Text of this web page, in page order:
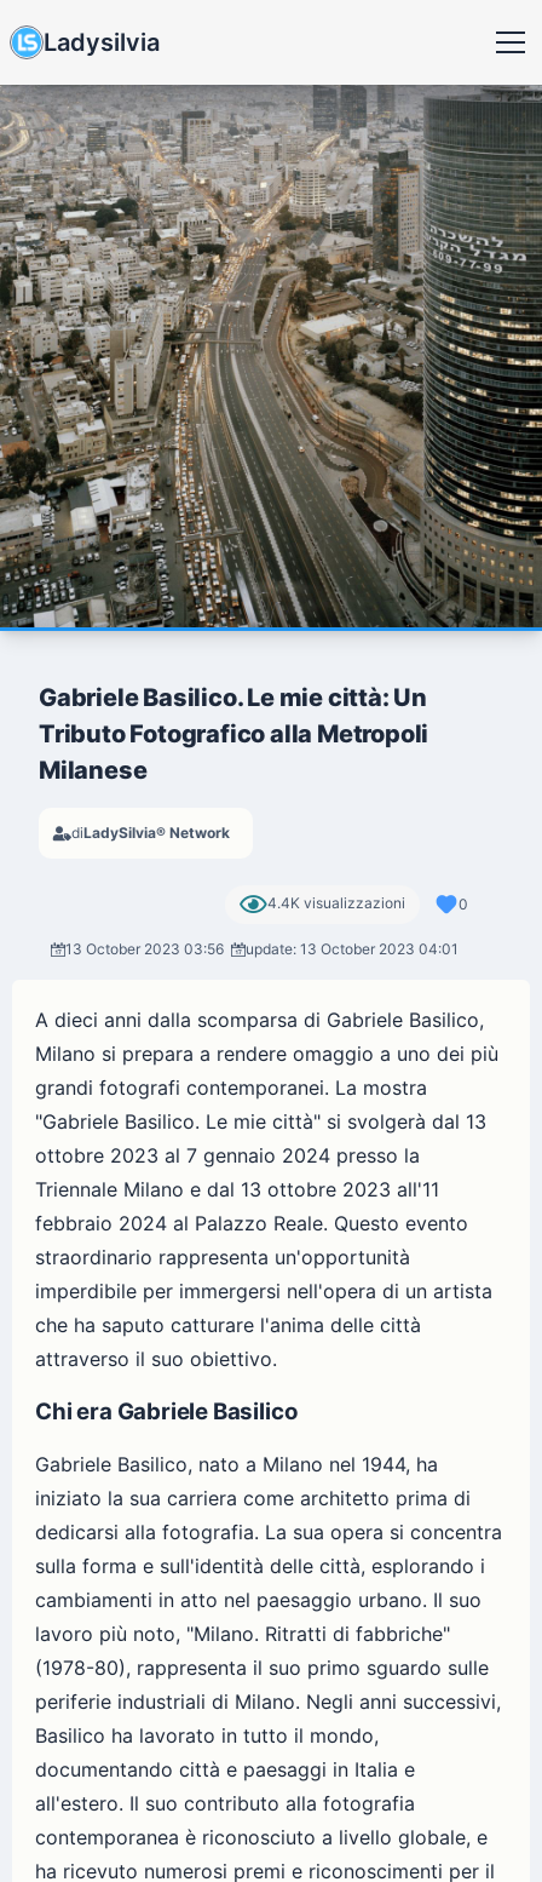
Ladysilvia
Gabriele Basilico. Le mie città: Un
Tributo Fotografico alla Metropoli
Milanese
diLadySilvia® Network
4.4K visualizzazioni 0
13 October 2023 03:56 update: 13 October 2023 04:01
A dieci anni dalla scomparsa di Gabriele Basilico,
Milano si prepara a rendere omaggio a uno dei più
grandi fotografi contemporanei. La mostra
"Gabriele Basilico. Le mie città" si svolgerà dal 13
ottobre 2023 al 7 gennaio 2024 presso la
Triennale Milano e dal 13 ottobre 2023 all'11
febbraio 2024 al Palazzo Reale. Questo evento
straordinario rappresenta un'opportunità
imperdibile per immergersi nell'opera di un artista
che ha saputo catturare l'anima delle città
attraverso il suo obiettivo.
Chi era Gabriele Basilico
Gabriele Basilico, nato a Milano nel 1944, ha
iniziato la sua carriera come architetto prima di
dedicarsi alla fotografia. La sua opera si concentra
sulla forma e sull'identità delle città, esplorando i
cambiamenti in atto nel paesaggio urbano. Il suo
lavoro più noto, "Milano. Ritratti di fabbriche"
(1978-80), rappresenta il suo primo sguardo sulle
periferie industriali di Milano. Negli anni successivi,
Basilico ha lavorato in tutto il mondo,
documentando città e paesaggi in Italia e
all'estero. Il suo contributo alla fotografia
contemporanea è riconosciuto a livello globale, e
ha ricevuto numerosi premi e riconoscimenti per il